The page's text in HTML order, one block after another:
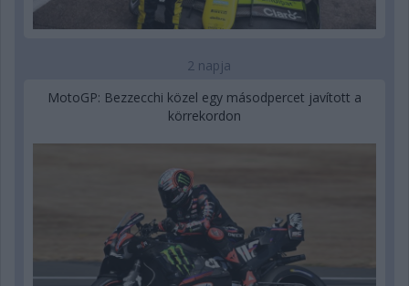
2 napja
MotoGP: Bezzecchi közel egy másodpercet javított a
körrekordon